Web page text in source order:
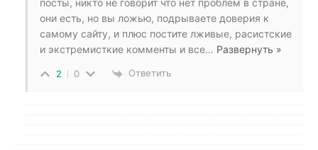
посты, никто не говорит что нет проблем в стране,
они есть, но вы ложью, подрываете доверия к
самому сайту, и плюс постите лживые, расистские
и экстремисткие комменты и все… Развернуть »
2 0 Ответить